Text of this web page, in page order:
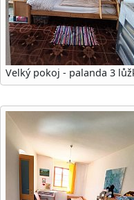
Velký pokoj - palanda 3